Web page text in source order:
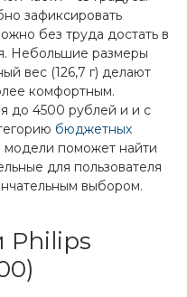
зафиксировать
без труда достать в
Небольшие размеры
вес (126,7 г) делают
комфортным.
до 4500 рублей и и с
бюджетных
модели поможет найти
для пользователя
выбором.
Philips